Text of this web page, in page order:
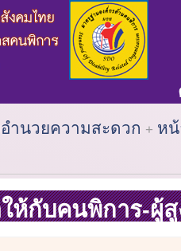
ำนวยความสะดวก ห
ห้กับคนพิการ-ผู้สู